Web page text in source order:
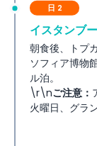
利用規約
除外事項
日 2
イスタンブ
朝食後、トプ
ソフィア博物
ル泊。
\r\nご注意：
火曜日、グラ